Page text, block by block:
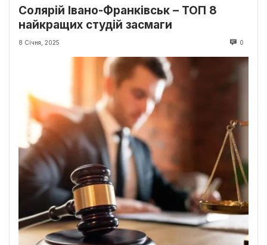
Солярій Івано-Франківськ – ТОП 8
найкращих студій засмаги
8 Січня, 2025 0